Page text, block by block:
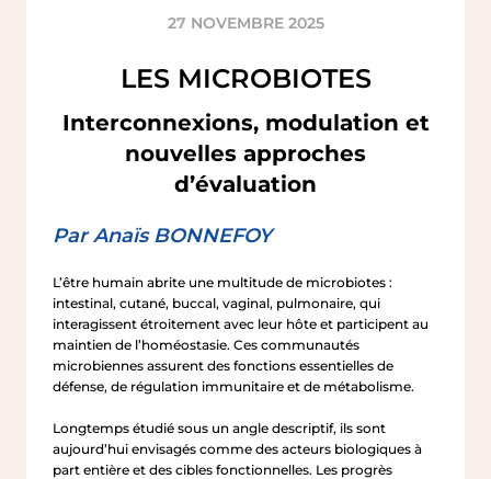
27 NOVEMBRE 2025
LES MICROBIOTES
Interconnexions, modulation et
nouvelles approches
d’évaluation
Par Anaïs BONNEFOY
L’être humain abrite une multitude de microbiotes :
intestinal, cutané, buccal, vaginal, pulmonaire, qui
interagissent étroitement avec leur hôte et participent au
maintien de l’homéostasie. Ces communautés
microbiennes assurent des fonctions essentielles de
défense, de régulation immunitaire et de métabolisme.
Longtemps étudié sous un angle descriptif, ils sont
aujourd’hui envisagés comme des acteurs biologiques à
part entière et des cibles fonctionnelles. Les progrès